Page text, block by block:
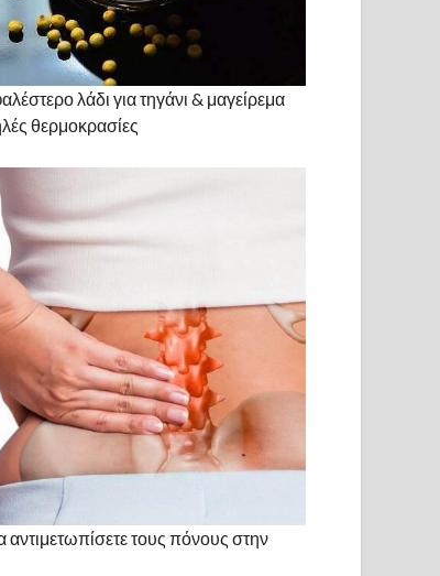
λάδι για τηγάνι & μαγείρεμα
θερμοκρασίες
τους πόνους στην